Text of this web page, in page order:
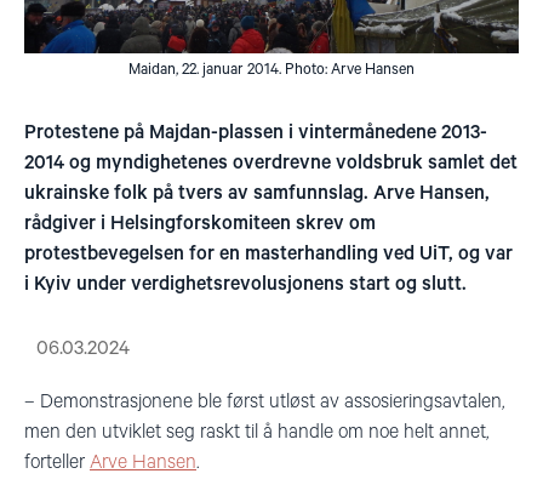
Maidan, 22. januar 2014. Photo: Arve Hansen
Protestene på Majdan-plassen i vintermånedene 2013-
2014 og myndighetenes overdrevne voldsbruk samlet det
ukrainske folk på tvers av samfunnslag. Arve Hansen,
rådgiver i Helsingforskomiteen skrev om
protestbevegelsen for en masterhandling ved UiT, og var
i Kyiv under verdighetsrevolusjonens start og slutt.
06.03.2024
– Demonstrasjonene ble først utløst av assosieringsavtalen,
men den utviklet seg raskt til å handle om noe helt annet,
forteller Arve Hansen.